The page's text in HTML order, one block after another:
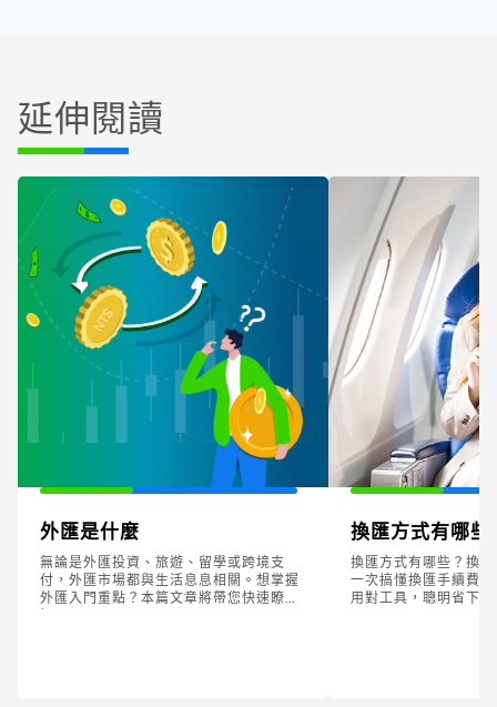
延伸閱讀
外匯是什麼
無論是外匯投資、旅遊、留學或跨境支
付，外匯市場都與生活息息相關。想掌握
外匯入門重點？本篇文章將帶您快速瞭
換匯方式有哪些
換匯方式有哪些？換
一次搞懂換匯手續費
用對工具，聰明省下